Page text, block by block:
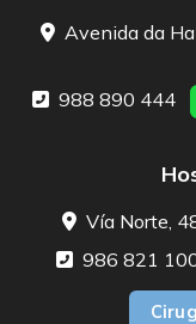
Avenida da
988 890 444
Vía Norte,
986 821